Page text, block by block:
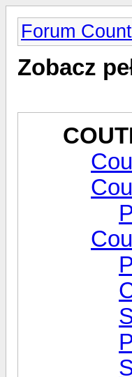
Forum
Zobacz